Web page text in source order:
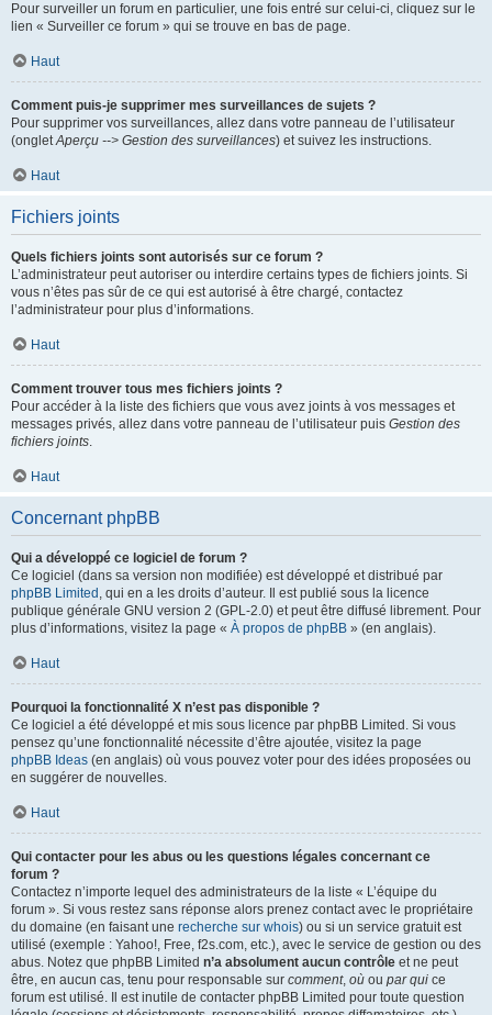
Pour surveiller un forum en particulier, une fois entré sur celui-ci, cliquez sur le
lien « Surveiller ce forum » qui se trouve en bas de page.
Haut
Comment puis-je supprimer mes surveillances de sujets ?
Pour supprimer vos surveillances, allez dans votre panneau de l’utilisateur
(ongletAperçu --> Gestion des surveillances) et suivez les instructions.
Haut
Fichiers joints
Quels fichiers joints sont autorisés sur ce forum ?
L’administrateur peut autoriser ou interdire certains types de fichiers joints. Si
vous n’êtes pas sûr de ce qui est autorisé à être chargé, contactez
l’administrateur pour plus d’informations.
Haut
Comment trouver tous mes fichiers joints ?
Pour accéder à la liste des fichiers que vous avez joints à vos messages et
messages privés, allez dans votre panneau de l’utilisateur puis Gestion des
fichiers joints.
Haut
Concernant phpBB
Qui a développé ce logiciel de forum ?
Ce logiciel (dans sa version non modifiée) est développé et distribué par
phpBB Limited , qui en a les droits d’auteur. Il est publié sous la licence
publique générale GNU version 2 (GPL-2.0) et peut être diffusé librement. Pour
plus d’informations, visitez la page « À propos de phpBB » (en anglais).
Haut
Pourquoi la fonctionnalité X n’est pas disponible ?
Ce logiciel a été développé et mis sous licence par phpBB Limited. Si vous
pensez qu’une fonctionnalité nécessite d’être ajoutée, visitez la page
phpBB Ideas (en anglais) où vous pouvez voter pour des idées proposées ou
en suggérer de nouvelles.
Haut
Qui contacter pour les abus ou les questions légales concernant ce
forum ?
Contactez n’importe lequel des administrateurs de la liste « L’équipe du
forum ». Si vous restez sans réponse alors prenez contact avec le propriétaire
du domaine (en faisant une recherche sur whois) ou si un service gratuit est
utilisé (exemple : Yahoo!, Free, f2s.com, etc.), avec le service de gestion ou des
abus. Notez que phpBB Limited n’a absolument aucun contrôle et ne peut
être, en aucun cas, tenu pour responsable sur comment, où ou par qui ce
forum est utilisé. Il est inutile de contacter phpBB Limited pour toute question